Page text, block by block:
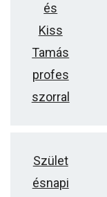
és
Kiss
Tamás
profes
szorral
Szület
ésnapi